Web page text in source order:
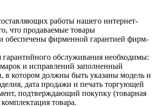
работы нашего интернет-
что продаваемые товары
обеспечены фирменной гарантией фирм-
гарантийного обслуживания необходимы:
и исправлений заполненный
в котором должны быть указаны модель и
дата продажи и печать торгующей
подтверждающий покупку (товарная
товара.